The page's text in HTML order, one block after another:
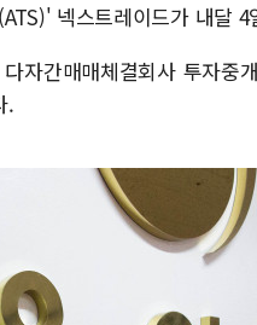
넥스트레이드가 내달 4
자간매매체결회사 투자중
.